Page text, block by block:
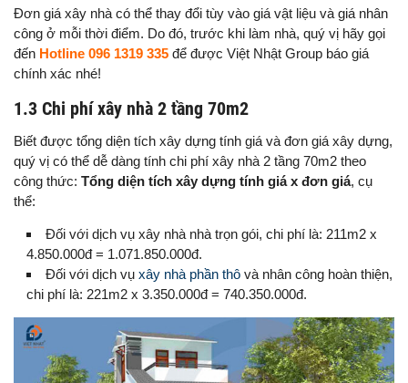
Đơn giá xây nhà có thể thay đổi tùy vào giá vật liệu và giá nhân
công ở mỗi thời điểm. Do đó, trước khi làm nhà, quý vị hãy gọi
đến Hotline 096 1319 335 để được Việt Nhật Group báo giá
chính xác nhé!
1.3 Chi phí xây nhà 2 tầng 70m2
Biết được tổng diện tích xây dựng tính giá và đơn giá xây dựng,
quý vị có thể dễ dàng tính chi phí xây nhà 2 tầng 70m2 theo
công thức: Tổng diện tích xây dựng tính giá x đơn giá, cụ
thể:
Đối với dịch vụ xây nhà nhà trọn gói, chi phí là: 211m2 x
4.850.000đ = 1.071.850.000đ.
Đối với dịch vụ xây nhà phần thô và nhân công hoàn thiện,
chi phí là: 221m2 x 3.350.000đ = 740.350.000đ.